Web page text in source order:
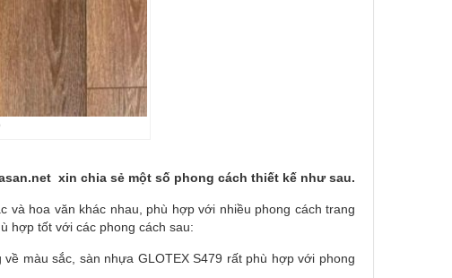
xin chia sẻ một số phong cách thiết kế như sau.
hoa văn khác nhau, phù hợp với nhiều phong cách trang
hợp tốt với các phong cách sau:
màu sắc, sàn nhựa GLOTEX S479 rất phù hợp với phong